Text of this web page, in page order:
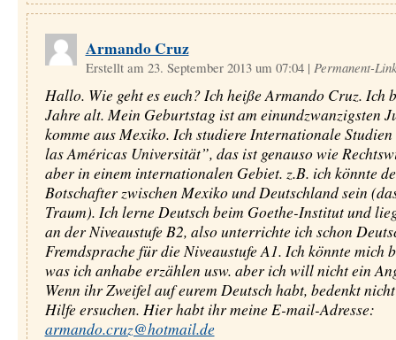
Armando Cruz
Erstellt am 23. September 2013 um 07:04 | Permanent-
Hallo. Wie geht es euch? Ich heiße Armando Cruz. Ich
Jahre alt. Mein Geburtstag ist am einundzwanzigsten
komme aus Mexiko. Ich studiere Internationale
las Américas Universität”, das ist genauso wie
aber in einem internationalen Gebiet. z.B. ich könnte
Botschafter zwischen Mexiko und Deutschland sein
Traum). Ich lerne Deutsch beim Goethe-Institut und
an der Niveaustufe B2, also unterrichte ich schon
Fremdsprache für die Niveaustufe A1. Ich könnte mich
was ich anhabe erzählen usw. aber ich will nicht ein
Wenn ihr Zweifel auf eurem Deutsch habt, bedenkt
Hilfe ersuchen. Hier habt ihr meine E-mail-Adresse:
armando.cruz@hotmail.de